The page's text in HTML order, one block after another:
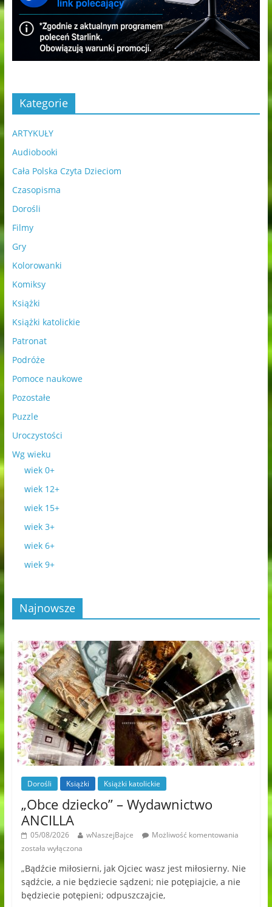
Kategorie
ARTYKUŁY
Audiobooki
Cała Polska Czyta Dzieciom
Czasopisma
Dorośli
Filmy
Gry
Kolorowanki
Komiksy
Książki
Książki katolickie
Patronat
Podróże
Pomoce naukowe
Pozostałe
Puzzle
Uroczystości
Wg wieku
wiek 0+
wiek 12+
wiek 15+
wiek 3+
wiek 6+
wiek 9+
Najnowsze
Dorośli Książki Książki katolickie
„Obce dziecko” – Wydawnictwo
ANCILLA
05/08/2026 wNaszejBajce
Możliwość komentowania
została wyłączona
„Bądźcie miłosierni, jak Ojciec wasz jest miłosierny. Nie
sądźcie, a nie będziecie sądzeni; nie potępiajcie, a nie
będziecie potępieni; odpuszczajcie,